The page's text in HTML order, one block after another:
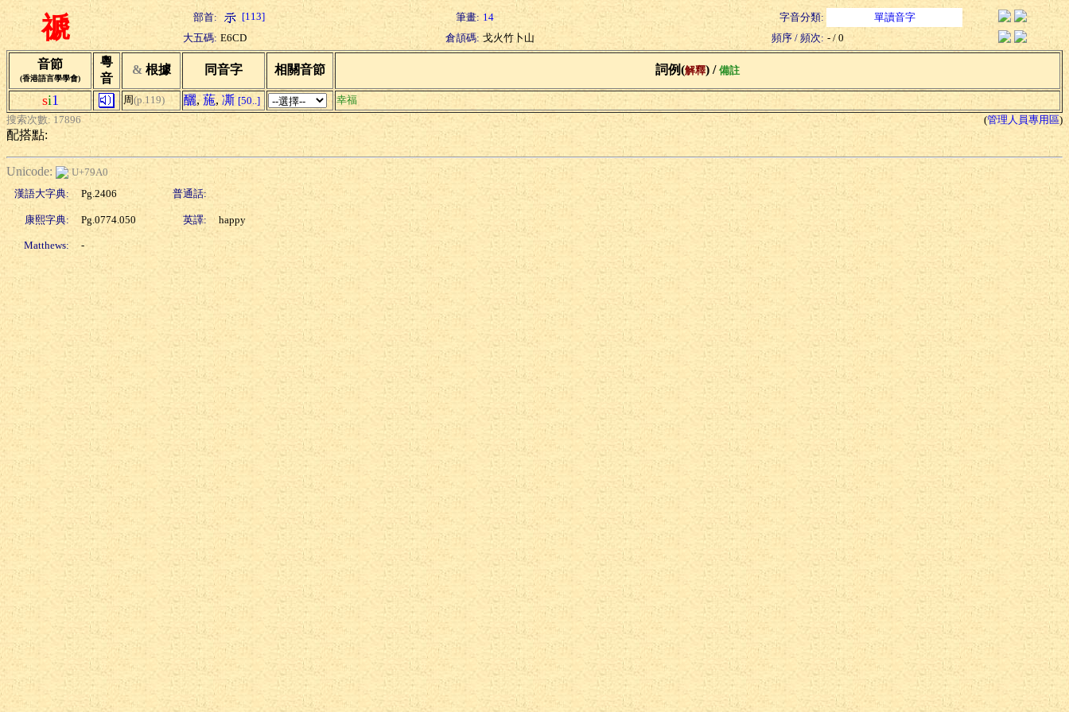
禠 部首: [113] 筆畫: 14 字音分類:
單讀音字
大五碼: E6CD 倉頡碼: 戈火竹卜山 頻序 / 頻次: - / 0
音節
(香港語言學學會)
粵
音
& 根據 同音字 相關音節 詞例(解釋) / 備註
si1 周(p.119) 釃, 葹, 凘 [50..]
幸福
搜索次數: 17896
(管理人員專用區)
配搭點:
Unicode:
U+79A0
漢語大字典:
Pg.2406 普通話:
康熙字典: Pg.0774.050 英譯: happy
Matthews: -